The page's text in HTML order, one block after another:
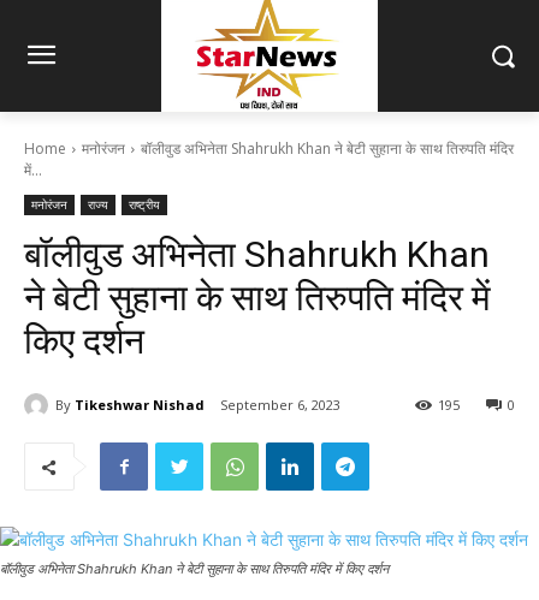
Home मनोरंजन
बॉलीवुड अभिनेता Shahrukh Khan ने बेटी सुहाना के साथ तिरुपति मंदिर
में...
मनोरंजन राज्य राष्ट्रीय
बॉलीवुड अभिनेता Shahrukh Khan
ने बेटी सुहाना के साथ तिरुपति मंदिर में
किए दर्शन
By Tikeshwar Nishad September 6, 2023 0
195
बॉलीवुड अभिनेता Shahrukh Khan ने बेटी सुहाना के साथ तिरुपति मंदिर में किए दर्शन